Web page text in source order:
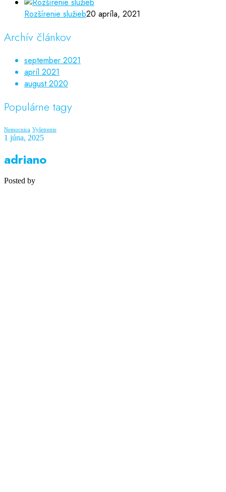
Rozšírenie služieb20 apríla, 2021
Archív článkov
september 2021
apríl 2021
august 2020
Populárne tagy
Nemocnica Vyšetrenie
1 júna, 2025
adriano
Posted by